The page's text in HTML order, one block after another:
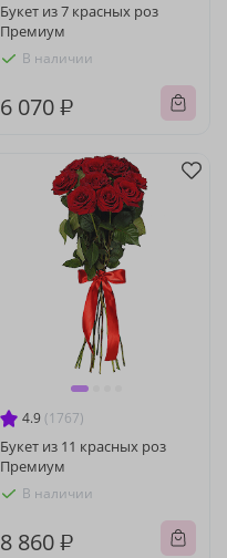
Букет из 7 красных роз
Премиум
В наличии
6 070 ₽
4.9 (1767)
Букет из 11 красных роз
Премиум
В наличии
8 860 ₽